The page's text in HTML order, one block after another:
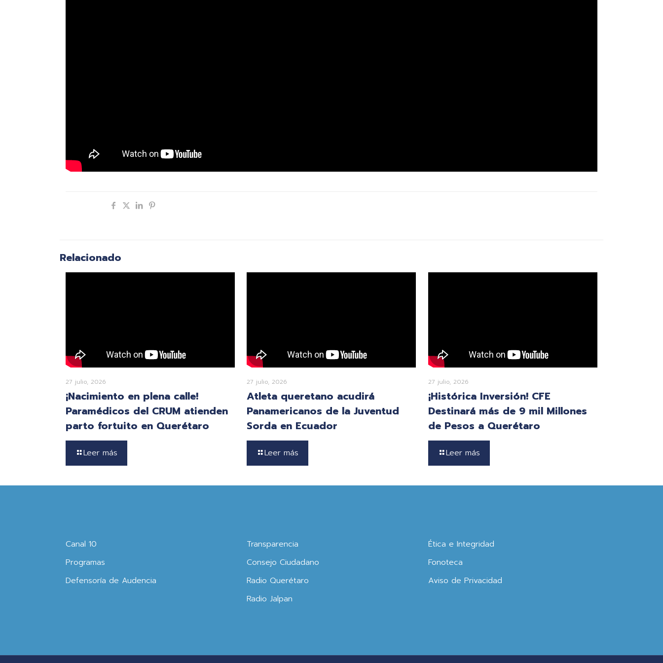
Relacionado
27 julio, 2026
¡Nacimiento en plena calle!
Paramédicos del CRUM atienden
parto fortuito en Querétaro
Leer más
27 julio, 2026
Atleta queretano acudirá
Panamericanos de la Juventud
Sorda en Ecuador
Leer más
27 julio, 2026
¡Histórica Inversión! CFE
Destinará más de 9 mil Millones
de Pesos a Querétaro
Leer más
Canal 10
Programas
Defensoría de Audencia
Transparencia
Consejo Ciudadano
Radio Querétaro
Radio Jalpan
Ética e Integridad
Fonoteca
Aviso de Privacidad